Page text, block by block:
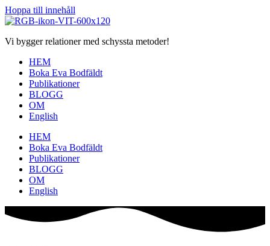
Hoppa till innehåll
Vi bygger relationer med schyssta metoder!
HEM
Boka Eva Bodfäldt
Publikationer
BLOGG
OM
English
HEM
Boka Eva Bodfäldt
Publikationer
BLOGG
OM
English